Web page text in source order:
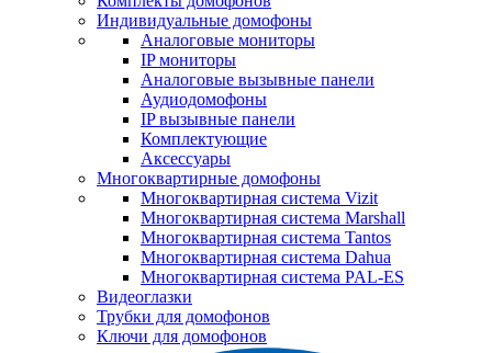
Индивидуальные домофоны
Аналоговые мониторы
IP мониторы
Аналоговые вызывные панели
Аудиодомофоны
IP вызывные панели
Комплектующие
Аксессуары
Многоквартирные домофоны
Многоквартирная система Vizit
Многоквартирная система Marshall
Многоквартирная система Tantos
Многоквартирная система Dahua
Многоквартирная система PAL-ES
Видеоглазки
Трубки для домофонов
Ключи для домофонов